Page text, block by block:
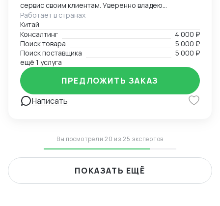
сервис своим клиентам. Уверенно владею
несколькими языками, что позволяет эффективно
работать как с российскими, так и с китайскими
клиентами.
Работает в странах
Китай
Консалтинг
4 000 ₽
Поиск товара
5 000 ₽
Поиск поставщика
5 000 ₽
ещё 1 услуга
Написать
ПРЕДЛОЖИТЬ ЗАКАЗ
Вы посмотрели 20 из 25 экспертов
ПОКАЗАТЬ ЕЩЁ